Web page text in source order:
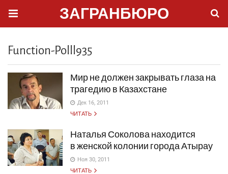
ЗАГРАНБЮРО
Function-Polll935
Мир не должен закрывать глаза на
трагедию в Казахстане
Дек 16, 2011
ЧИТАТЬ
Наталья Соколова находится
в женской колонии города Атырау
Ноя 30, 2011
ЧИТАТЬ